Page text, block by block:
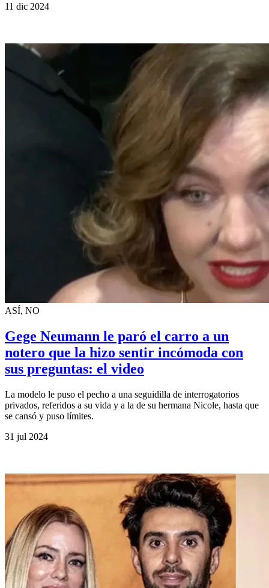
11 dic 2024
ASÍ, NO
Gege Neumann le paró el carro a un
notero que la hizo sentir incómoda con
sus preguntas: el video
La modelo le puso el pecho a una seguidilla de interrogatorios
privados, referidos a su vida y a la de su hermana Nicole, hasta que
se cansó y puso límites.
31 jul 2024